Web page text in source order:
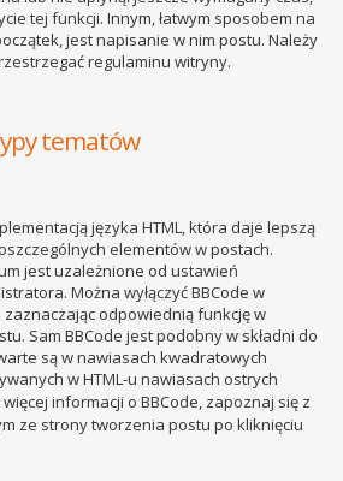
tej funkcji. Innym, łatwym sposobem na
jest napisanie w nim postu. Należy
regulaminu witryny.
tematów
języka HTML, która daje lepszą
elementów w postach.
jest uzależnione od ustawień
Można wyłączyć BBCode w
odpowiednią funkcję w
Sam BBCode jest podobny w składni do
są w nawiasach kwadratowych
w HTML-u nawiasach ostrych
informacji o BBCode, zapoznaj się z
ze strony tworzenia postu po kliknięciu